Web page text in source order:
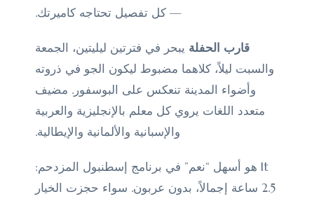
— كل تفصيل تحتاجه كاميرتك.
قارب الحفلة يبحر في فترتين ليليتين، الجمعة
والسبت ليلاً، كلاهما مضبوط ليكون الجو في ذروته
وأضواء المدينة تنعكس على البوسفور. مضيف
متعدد اللغات يروي كل معلم بالإنجليزية والعربية
والإسبانية والألمانية والإيطالية.
It هو أسهل “نعم” في برنامج إسطنبول المزدحم:
2.5 ساعة إجمالاً، بدون عربون. سواء حجزت الخيار